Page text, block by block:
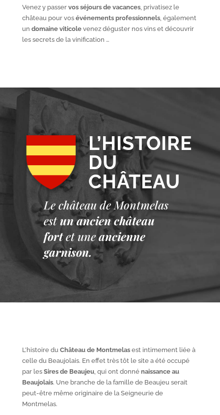
Venez y passer vos séjours de vacances, privatisez le
château pour vos événements professionnels, également
un domaine viticolevenez déguster nos vins et découvrir
les secrets de la vinification …
L’HISTOIRE
DU
CHÂTEAU
Le château de Montmelas
est un ancien château
fort et une ancienne
garnison.
L’histoire duChâteau de Montmelasest intimement liée à
celle du Beaujolais. En effet très tôt le site a été occupé
par les Sires de Beaujeu, qui ont donné naissance au
Beaujolais. Une branche de la famille de Beaujeu serait
peut-être même originaire de la Seigneurie de
Montmelas.